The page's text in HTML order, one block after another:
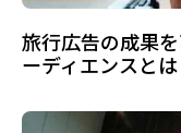
旅行広告の成果
ーディエンスとは